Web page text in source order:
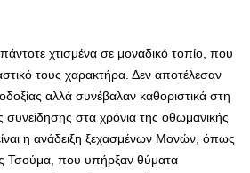
χτισμένα σε μοναδικό τοπίο, που
τους χαρακτήρα. Δεν αποτέλεσαν
αλλά συνέβαλαν καθοριστικά στη
συνείδησης στα χρόνια της οθωμανικής
η ανάδειξη ξεχασμένων Μονών, όπως
Τσούμα, που υπήρξαν θύματα